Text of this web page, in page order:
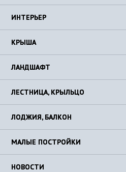
ИНТЕРЬЕР
КРЫША
ЛАНДШАФТ
ЛЕСТНИЦА, КРЫЛЬЦО
ЛОДЖИЯ, БАЛКОН
МАЛЫЕ ПОСТРОЙКИ
НОВОСТИ